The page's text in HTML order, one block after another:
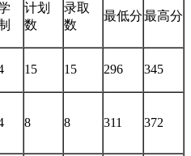
计划
数
录取
数
最低分最高分
15 15 296 345
8 8 311 372